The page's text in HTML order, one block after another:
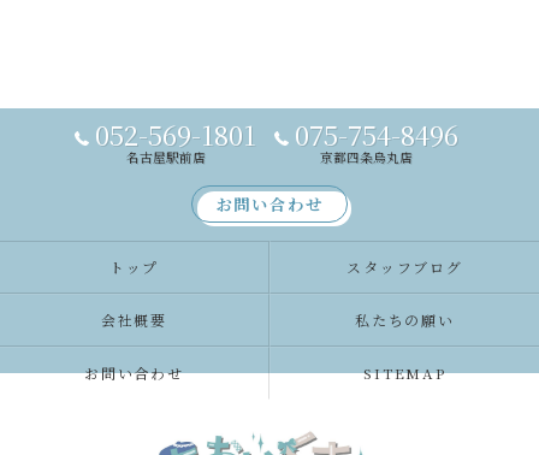
052-569-1801
名古屋駅前店
075-754-8496
京都四条烏丸店
お問い合わせ
トップ スタッフブログ
会社概要 私たちの願い
お問い合わせ SITEMAP